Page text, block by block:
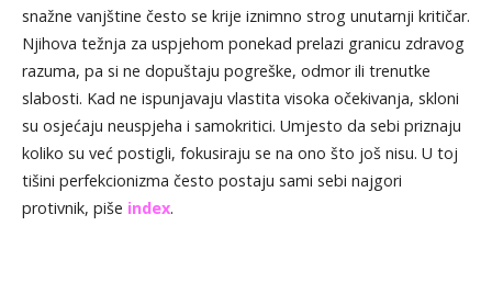
snažne vanjštine često se krije iznimno strog unutarnji kritičar.
Njihova težnja za uspjehom ponekad prelazi granicu zdravog
razuma, pa si ne dopuštaju pogreške, odmor ili trenutke
slabosti. Kad ne ispunjavaju vlastita visoka očekivanja, skloni
su osjećaju neuspjeha i samokritici. Umjesto da sebi priznaju
koliko su već postigli, fokusiraju se na ono što još nisu. U toj
tišini perfekcionizma često postaju sami sebi najgori
protivnik, piše index.